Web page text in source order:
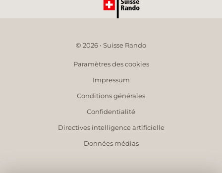
© 2026 • Suisse Rando
Paramètres des cookies
Impressum
Conditions générales
Confidentialité
Directives intelligence artificielle
Données médias